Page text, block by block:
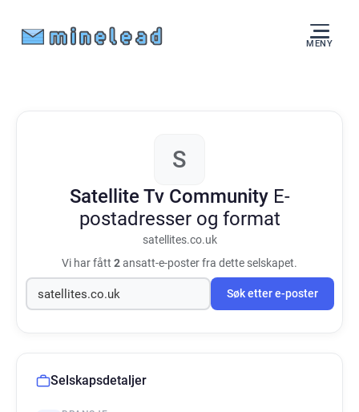
MENY
S
Satellite Tv Community E-
postadresser og format
satellites.co.uk
Vi har fått 2ansatt-e-poster fra dette selskapet.
Søk etter e-poster
Selskapsdetaljer